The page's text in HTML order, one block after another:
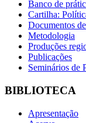
Banco de
Cartilha:
Documentos
Metodologia
Produções
Publicações
Seminários de
BIBLIOTECA
Apresentação